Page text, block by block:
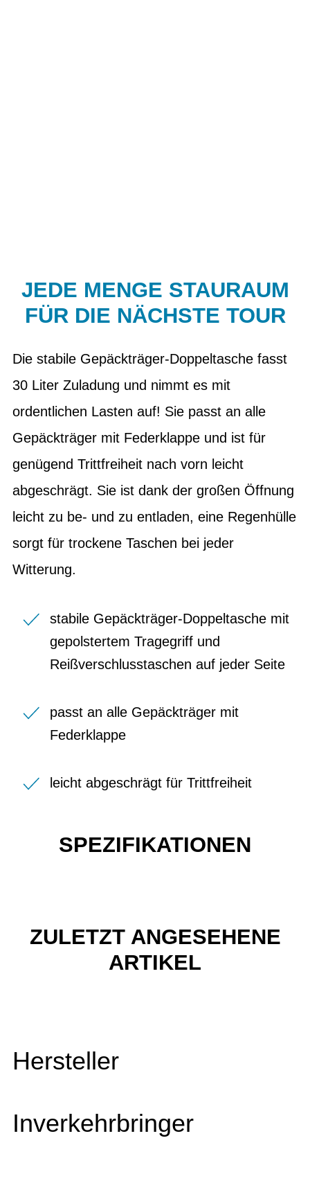
JEDE MENGE STAURAUM
FÜR DIE NÄCHSTE TOUR
Die stabile Gepäckträger-Doppeltasche fasst
30 Liter Zuladung und nimmt es mit
ordentlichen Lasten auf! Sie passt an alle
Gepäckträger mit Federklappe und ist für
genügend Trittfreiheit nach vorn leicht
abgeschrägt. Sie ist dank der großen Öffnung
leicht zu be- und zu entladen, eine Regenhülle
sorgt für trockene Taschen bei jeder
Witterung.
stabile Gepäckträger-Doppeltasche mit
gepolstertem Tragegriff und
Reißverschlusstaschen auf jeder Seite
passt an alle Gepäckträger mit
Federklappe
leicht abgeschrägt für Trittfreiheit
SPEZIFIKATIONEN
ZULETZT ANGESEHENE
ARTIKEL
Hersteller
Inverkehrbringer